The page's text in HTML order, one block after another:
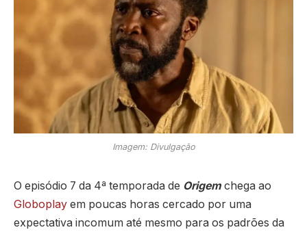
Imagem: Divulgação
O episódio 7 da 4ª temporada de Origem chega ao
Globoplay em poucas horas cercado por uma
expectativa incomum até mesmo para os padrões da